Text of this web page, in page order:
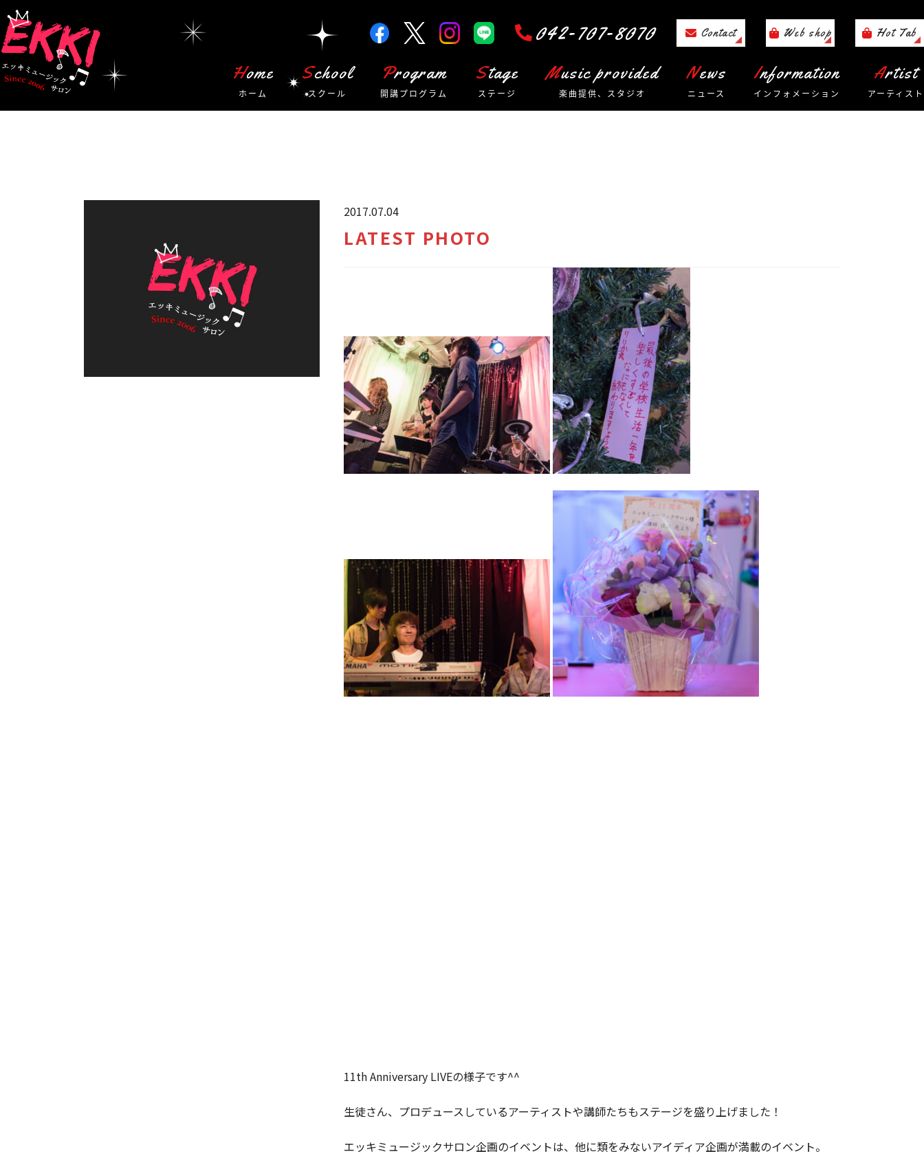
042-707-8070 Contact Web shop Hot Tab
Home
ホーム
School
スクール
Program
開講プログラム
Stage
ステージ
Music provided
楽曲提供、スタジオ
News
ニュース
Information
インフォメーション
Artist
アーティスト
2017.07.04
LATEST PHOTO
11th Anniversary LIVEの様子です^^
生徒さん、プロデュースしているアーティストや講師たちもステージを盛り上げました！
エッキミュージックサロン企画のイベントは、他に類をみないアイディア企画が満載のイベント。